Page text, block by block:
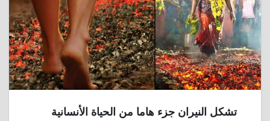
تشكل النيران جزء هاما من الحياة الأنسانية